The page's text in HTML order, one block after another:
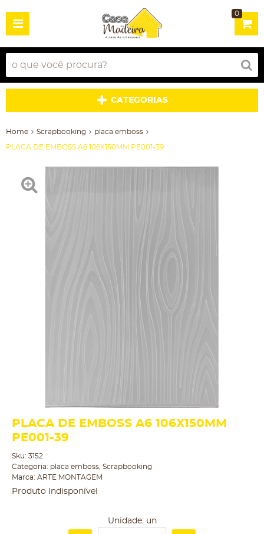
0
CATEGORIAS
Home Scrapbooking placa emboss
PLACA DE EMBOSS A6 106X150MM PE001-39
PLACA DE EMBOSS A6 106X150MM
PE001-39
Sku: 3152
Categoria: placa emboss Scrapbooking
Marca: ARTE MONTAGEM
Produto Indisponível
Unidade: un